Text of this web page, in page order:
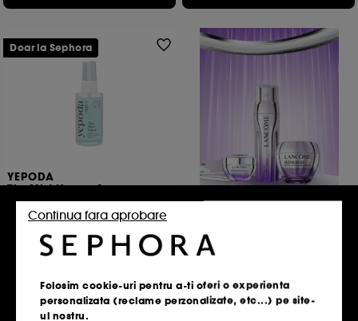
YEPODA
The Mist Have – Spray
hidratant cu acid hialuronic
si lavanda
161
112,00 Lei
224,00 Lei /100ml
Adauga in cos
Doar la Sephora
Folosim cookie-uri pentru a-ti oferi o experienta
personalizata (reclame perzonalizate, etc...) pe site-
ul nostru.
Continua fara aprobare